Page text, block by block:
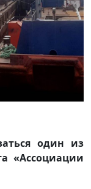
один из
«Ассоциации